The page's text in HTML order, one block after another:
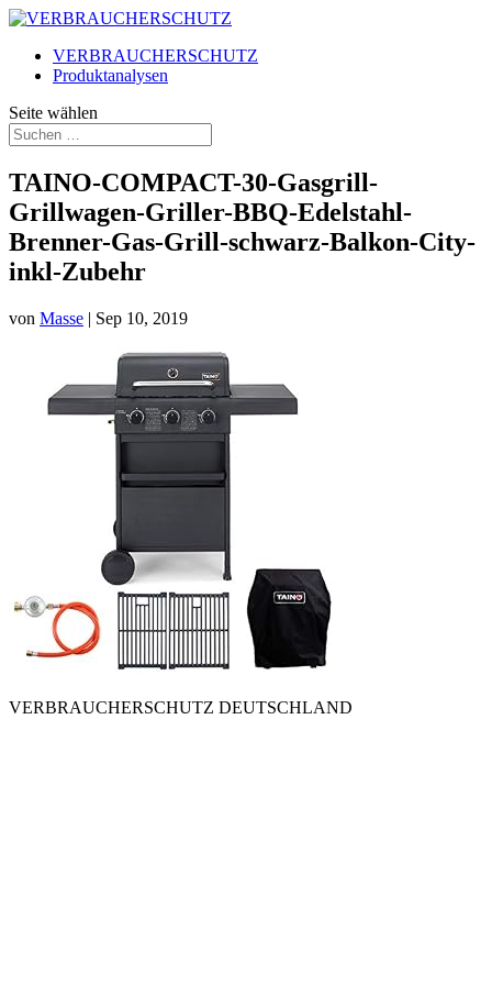
VERBRAUCHERSCHUTZ
Produktanalysen
Seite wählen
TAINO-COMPACT-30-Gasgrill-
Grillwagen-Griller-BBQ-Edelstahl-
Brenner-Gas-Grill-schwarz-Balkon-City-
inkl-Zubehr
von Masse | Sep 10, 2019
VERBRAUCHERSCHUTZ DEUTSCHLAND